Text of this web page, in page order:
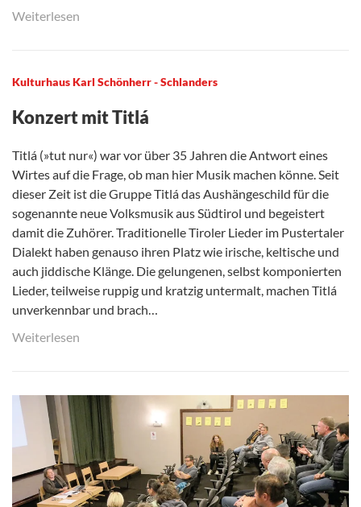
Weiterlesen
Kulturhaus Karl Schönherr - Schlanders
Konzert mit Titlá
Titlá (»tut nur«) war vor über 35 Jahren die Antwort eines
Wirtes auf die Frage, ob man hier Musik machen könne. Seit
dieser Zeit ist die Gruppe Titlá das Aushängeschild für die
sogenannte neue Volksmusik aus Südtirol und begeistert
damit die Zuhörer. Traditionelle Tiroler Lieder im Pustertaler
Dialekt haben genauso ihren Platz wie irische, keltische und
auch jiddische Klänge. Die gelungenen, selbst komponierten
Lieder, teilweise ruppig und kratzig untermalt, machen Titlá
unverkennbar und brach…
Weiterlesen